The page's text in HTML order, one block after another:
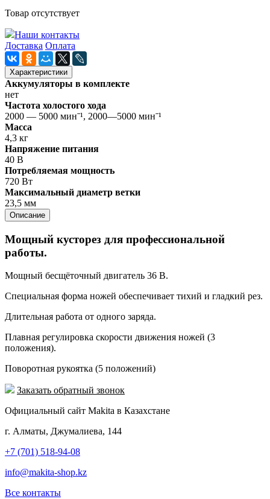
Товар отсутствует
Наши контакты
Доставка Оплата
Характеристики
Аккумуляторы в комплекте
нет
Частота холостого хода
2000 — 5000 минˉ¹, 2000—5000 минˉ¹
Масса
4,3 кг
Напряжение питания
40 В
Потребляемая мощность
720 Вт
Максимальный диаметр ветки
23,5 мм
Описание
Мощный кусторез для профессиональной
работы.
Мощный бесщёточный двигатель 36 В.
Специальная форма ножей обеспечивает тихий и гладкий рез.
Длительная работа от одного заряда.
Плавная регулировка скорости движения ножей (3
положения).
Поворотная рукоятка (5 положений)
Заказать обратный звонок
Официальный сайт Makita в Казахстане
г. Алматы, Джумалиева, 144
+7 (701) 518-94-08
info@makita-shop.kz
Все контакты